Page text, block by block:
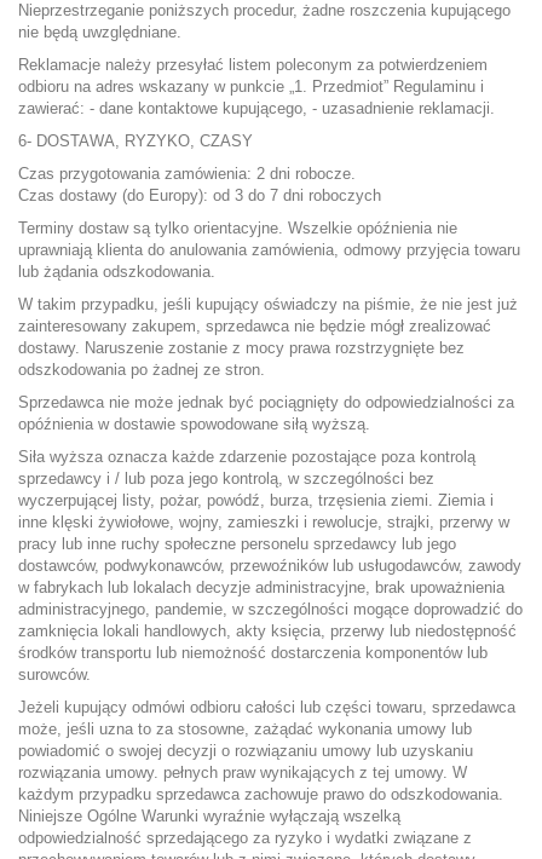
Nieprzestrzeganie poniższych procedur, żadne roszczenia kupującego
nie będą uwzględniane.
Reklamacje należy przesyłać listem poleconym za potwierdzeniem
odbioru na adres wskazany w punkcie „1. Przedmiot” Regulaminu i
zawierać: - dane kontaktowe kupującego, - uzasadnienie reklamacji.
6- DOSTAWA, RYZYKO, CZASY
Czas przygotowania zamówienia: 2 dni robocze.
Czas dostawy (do Europy): od 3 do 7 dni roboczych
Terminy dostaw są tylko orientacyjne. Wszelkie opóźnienia nie
uprawniają klienta do anulowania zamówienia, odmowy przyjęcia towaru
lub żądania odszkodowania.
W takim przypadku, jeśli kupujący oświadczy na piśmie, że nie jest już
zainteresowany zakupem, sprzedawca nie będzie mógł zrealizować
dostawy. Naruszenie zostanie z mocy prawa rozstrzygnięte bez
odszkodowania po żadnej ze stron.
Sprzedawca nie może jednak być pociągnięty do odpowiedzialności za
opóźnienia w dostawie spowodowane siłą wyższą.
Siła wyższa oznacza każde zdarzenie pozostające poza kontrolą
sprzedawcy i / lub poza jego kontrolą, w szczególności bez
wyczerpującej listy, pożar, powódź, burza, trzęsienia ziemi. Ziemia i
inne klęski żywiołowe, wojny, zamieszki i rewolucje, strajki, przerwy w
pracy lub inne ruchy społeczne personelu sprzedawcy lub jego
dostawców, podwykonawców, przewoźników lub usługodawców, zawody
w fabrykach lub lokalach decyzje administracyjne, brak upoważnienia
administracyjnego, pandemie, w szczególności mogące doprowadzić do
zamknięcia lokali handlowych, akty księcia, przerwy lub niedostępność
środków transportu lub niemożność dostarczenia komponentów lub
surowców.
Jeżeli kupujący odmówi odbioru całości lub części towaru, sprzedawca
może, jeśli uzna to za stosowne, zażądać wykonania umowy lub
powiadomić o swojej decyzji o rozwiązaniu umowy lub uzyskaniu
rozwiązania umowy. pełnych praw wynikających z tej umowy. W
każdym przypadku sprzedawca zachowuje prawo do odszkodowania.
Niniejsze Ogólne Warunki wyraźnie wyłączają wszelką
odpowiedzialność sprzedającego za ryzyko i wydatki związane z